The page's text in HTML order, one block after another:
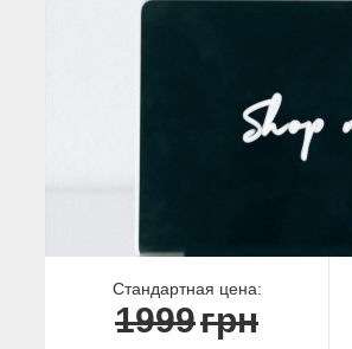
Стандартная цена:
1999грн